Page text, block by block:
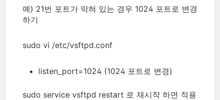
예) 21번 포트가 막혀 있는 경우 1024 포트로 변경
하기
sudo vi /etc/vsftpd.conf
listen_port=1024 (1024 포트로 변경)
sudo service vsftpd restart 로 재시작 하면 적용